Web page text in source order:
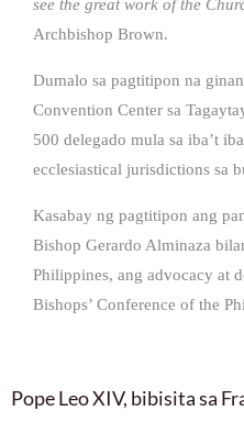
see the great work of the
Archbishop Brown.
Dumalo sa pagtitipon na
Convention Center sa
500 delegado mula sa iba’t
ecclesiastical jurisdictions sa
Kasabay ng pagtitipon ang
Bishop Gerardo Alminaza
Philippines, ang advocacy at
Bishops’ Conference of the
Pope Leo XIV, bibisita sa